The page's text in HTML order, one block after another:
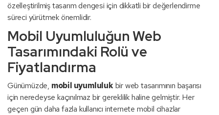
özelleştirilmiş tasarım dengesi için dikkatli bir değerlendirme
süreci yürütmek önemlidir.
Mobil Uyumluluğun Web
Tasarımındaki Rolü ve
Fiyatlandırma
Günümüzde, mobil uyumlulukbir web tasarımının başarısı
için neredeyse kaçınılmaz bir gereklilik haline gelmiştir. Her
geçen gün daha fazla kullanıcı internete mobil cihazlar